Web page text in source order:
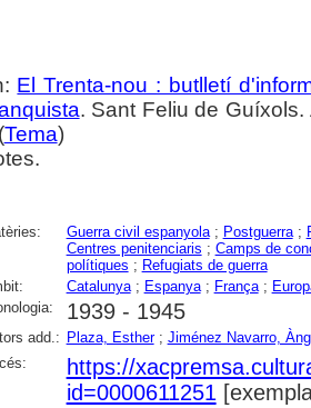
El Trenta-nou : butlletí
. Sant Feliu de
Tema)
Guerra civil espanyola; Postguerra;
Centres penitenciaris ; Camps de
polítiques ; Refugiats de guerra
Catalunya; Espanya; França;
1939 - 1945
add.: Plaza, Esther; Jiménez Navarro,
https://
id=0000611251